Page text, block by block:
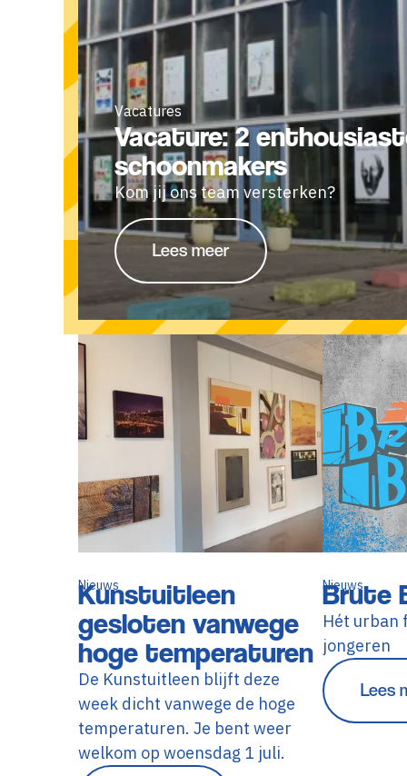
Vacatures
Vacature: 2
schoonmakers
Kom jij ons team versterken?
Lees meer
Nieuws
Kunstuitleen
gesloten vanwege
hoge temperaturen
De Kunstuitleen blijft deze
week dicht vanwege de hoge
temperaturen. Je bent weer
welkom op woensdag 1 juli.
Nieuws
Brute
Hét urban
jongeren
Lees